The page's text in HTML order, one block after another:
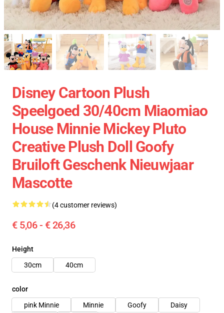
Disney Cartoon Plush
Speelgoed 30/40cm Miaomiao
House Minnie Mickey Pluto
Creative Plush Doll Goofy
Bruiloft Geschenk Nieuwjaar
Mascotte
(4 customer reviews)
€ 5,06 - € 26,36
Height
30cm
40cm
color
pink Minnie
Minnie Goofy
Daisy